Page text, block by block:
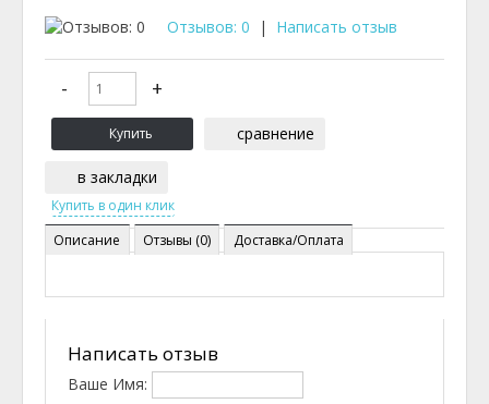
Отзывов: 0 | Написать отзыв
сравнение
в закладки
Описание Отзывы (0) Доставка/Оплата
Написать отзыв
Ваше Имя: